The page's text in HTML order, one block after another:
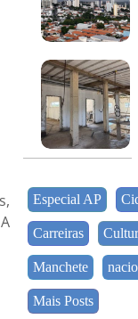
Especial AP
Carreiras
Manchete
Mais Posts